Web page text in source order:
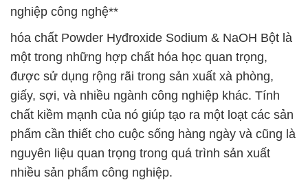
nghiệp công nghệ**
hóa chất Powder Hyđroxide Sodium & NaOH Bột là
một trong những hợp chất hóa học quan trọng,
được sử dụng rộng rãi trong sản xuất xà phòng,
giấy, sợi, và nhiều ngành công nghiệp khác. Tính
chất kiềm mạnh của nó giúp tạo ra một loạt các sản
phẩm cần thiết cho cuộc sống hàng ngày và cũng là
nguyên liệu quan trọng trong quá trình sản xuất
nhiều sản phẩm công nghiệp.